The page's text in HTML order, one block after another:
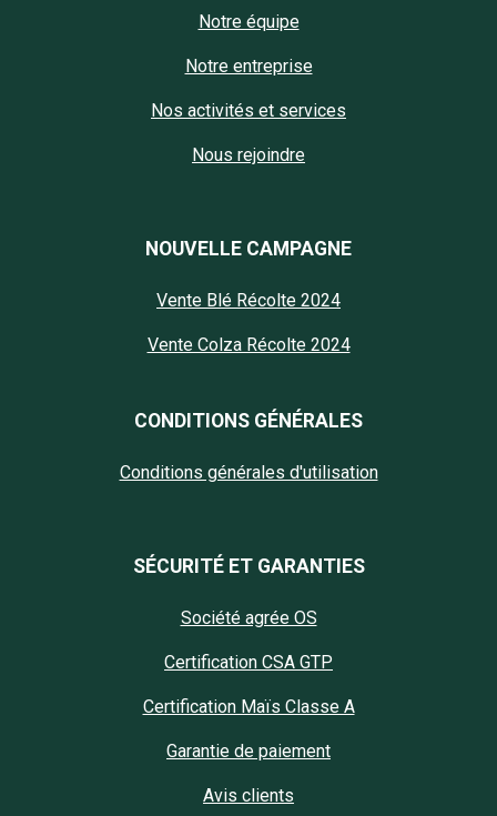
Notre équipe
Notre entreprise
Nos activités et services
Nous rejoindre
NOUVELLE CAMPAGNE
Vente Blé Récolte 2024
Vente Colza Récolte 2024
CONDITIONS GÉNÉRALES
Conditions générales d'utilisation
SÉCURITÉ ET GARANTIES
Société agrée OS
Certification CSA GTP
Certification Maïs Classe A
Garantie de paiement
Avis clients